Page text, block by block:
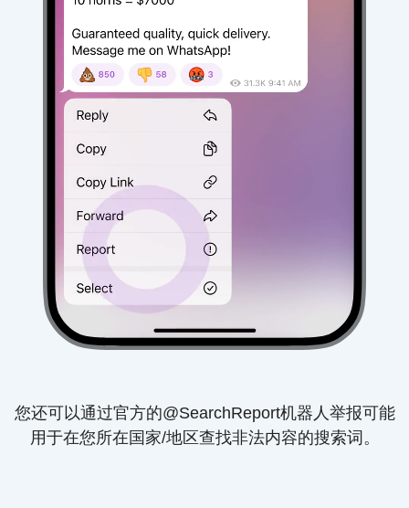
您还可以通过官方的@SearchReport机器人举报可能
用于在您所在国家/地区查找非法内容的搜索词。